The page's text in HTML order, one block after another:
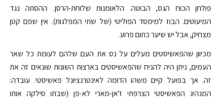
פולחן הכוח הגס, הבוטה. הלאומנות שלוחת-הרסן. ההסתה נגד
המיעוטים. הבוז למימסד הפוליטי (של שתי המפלגות). אין שפם קטן
מצחיק, אבל יש שיער כתום פרוע.
מכיוון שהפאשיסטים מעלים על נס את העם שלהם לעומת כל שאר
העמים, ניתן היה להניח שהפאשיסטים בארצות השונות שונאים זה את
זה. אך בפועל קיים משהו הדומה לאינטרנציונל פאשיסטי. עובדה:
המנהיג הפאשיסטי הצרפתי ז'אן-מארי לא-פן (שבתו סילקה אותו